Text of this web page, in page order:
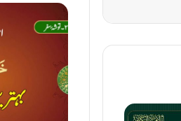
2
3
4
ت
و
ش